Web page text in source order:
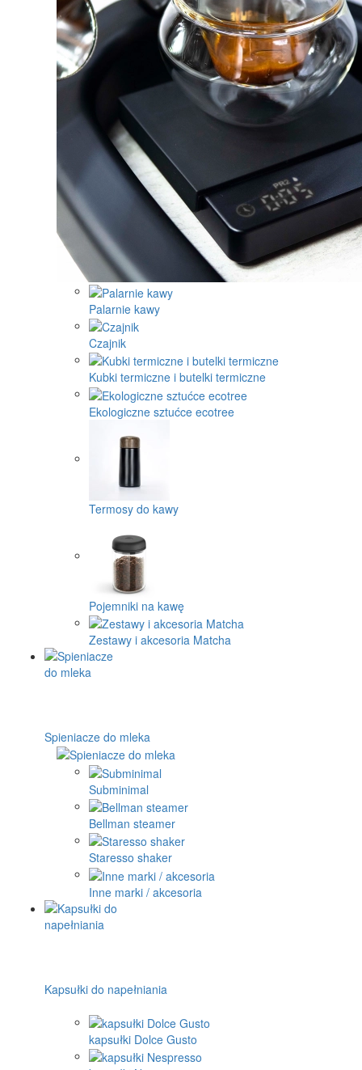
Palarnie kawy
Czajnik
Kubki termiczne i butelki termiczne
Ekologiczne sztućce ecotree
Termosy do kawy
Pojemniki na kawę
Zestawy i akcesoria Matcha
Spieniacze do mleka
Subminimal
Bellman steamer
Staresso shaker
Inne marki / akcesoria
Kapsułki do napełniania